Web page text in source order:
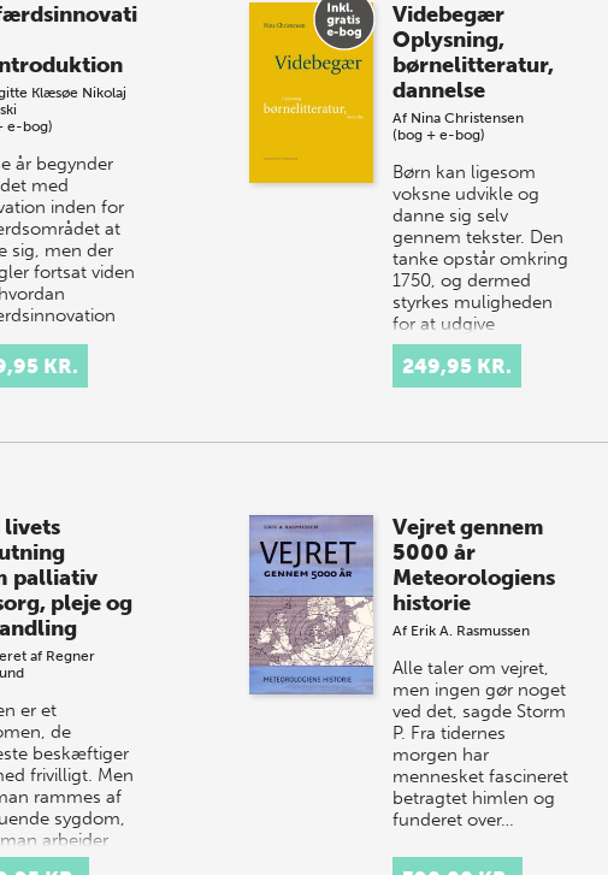
Klæsøe Nikolaj
e-bog)
år begynder
med
inden for
at
sig, men der
fortsat viden
KR.
Videbegær
Oplysning,
børnelitteratur,
dannelse
Af Nina Christensen
(bog + e-bog)
Børn kan ligesom
voksne udvikle og
danne sig selv
gennem tekster. Den
tanke opstår omkring
1750, og dermed
styrkes muligheden
for at udgive
børnelitt…
249,95 KR.
livets
palliativ
pleje og
af Regner
er et
de
beskæftiger
frivilligt. Men
rammes af
sygdom,
arbejder
som
Vejret gennem
5000 år
Meteorologiens
historie
Af Erik A. Rasmussen
Alle taler om vejret,
men ingen gør noget
ved det, sagde Storm
P. Fra tidernes
morgen har
mennesket fascineret
betragtet himlen og
funderet over…